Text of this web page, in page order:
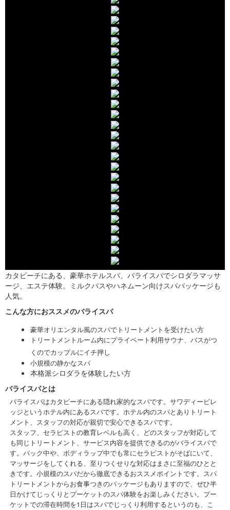
カタビーチにある、豪華ホテルスパ、バライスパでシロダラマッサ
ージ、エステ体験。ミルクバスやハネムーン向けスパパッケージも
人気。
こんな方におススメのバライスパ
豪華オリエンタル風のスパでトリートメントを受けたい方
トリートメントルーム内にプライベート利用サウナ、バスがつ
くのでカップルにイチ押し
小規模の静かなスパ
本格派シロダラを体験したい方
バライスパとは
バライスパはカタビーチにある隠れ家的なスパです。サワディービレ
ッジというホテル内にあるスパです。ホテル内のスパとありトリート
メント、スタッフの対応が親切で安心できるスパです。
スタッフ、セラピストの教育レベルも高く、どのスタッフが対応して
も同じトリートメント、サービス内容を提供できるのがバライスパで
す。パック中や、ボディラップ中でも常にセラピストがそばにいて、
マッサージをしてくれる、至りつくせりな対応はまさに至福のひとと
きです。小規模のスパだから徹底できるおススメポイントです。スパ
トリートメントからお食事つきのパッケージもありますので、ぜひ半
日かけてじっくりとプーケットのスパ体験をお楽しみください。プー
ケットでの滞在時間を1日はスパでじっくり利用するというのも、こ